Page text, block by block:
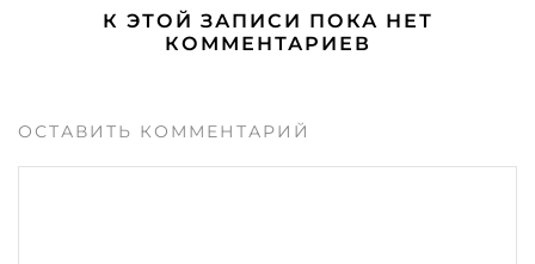
К ЭТОЙ ЗАПИСИ ПОКА НЕТ
КОММЕНТАРИЕВ
ОСТАВИТЬ КОММЕНТАРИЙ